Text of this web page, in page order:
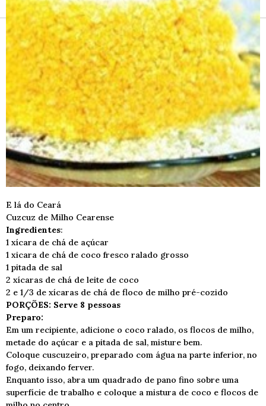
Receitas e vinhos
E lá do Ceará
Cuzcuz de Milho Cearense
Ingredientes:
1 xícara de chá de açúcar
1 xicara de chá de coco fresco ralado grosso
1 pitada de sal
2 xícaras de chá de leite de coco
2 e 1/3 de xícaras de chá de floco de milho pré-cozido
PORÇÕES: Serve 8 pessoas
Preparo:
Em um recipiente, adicione o coco ralado, os flocos de milho,
metade do açúcar e a pitada de sal, misture bem.
Coloque cuscuzeiro, preparado com água na parte inferior, no
fogo, deixando ferver.
Enquanto isso, abra um quadrado de pano fino sobre uma
superfície de trabalho e coloque a mistura de coco e flocos de